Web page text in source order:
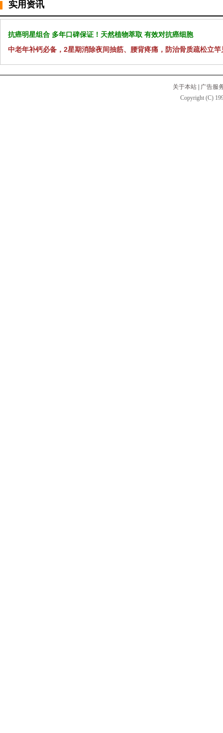
实用资讯
抗癌明星组合 多年口碑保证！天然植物萃取 有效对抗癌细胞
中老年补钙必备，2星期消除夜间抽筋、腰背疼痛，防治骨质疏松立竿
关于本站
广告服
Copyright (C)